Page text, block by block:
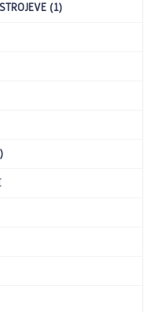
(1)